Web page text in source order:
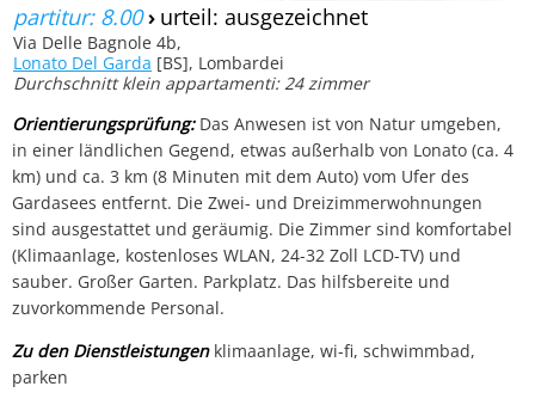
partitur: 8.00› urteil: ausgezeichnet
Via Delle Bagnole 4b,
Lonato Del Garda [BS], Lombardei
Durchschnitt klein appartamenti: 24 zimmer
Orientierungsprüfung:Das Anwesen ist von Natur umgeben,
in einer ländlichen Gegend, etwas außerhalb von Lonato (ca. 4
km) und ca. 3 km (8 Minuten mit dem Auto) vom Ufer des
Gardasees entfernt. Die Zwei- und Dreizimmerwohnungen
sind ausgestattet und geräumig. Die Zimmer sind komfortabel
(Klimaanlage, kostenloses WLAN, 24-32 Zoll LCD-TV) und
sauber. Großer Garten. Parkplatz. Das hilfsbereite und
zuvorkommende Personal.
Zu den Dienstleistungenklimaanlage, wi-fi, schwimmbad,
parken